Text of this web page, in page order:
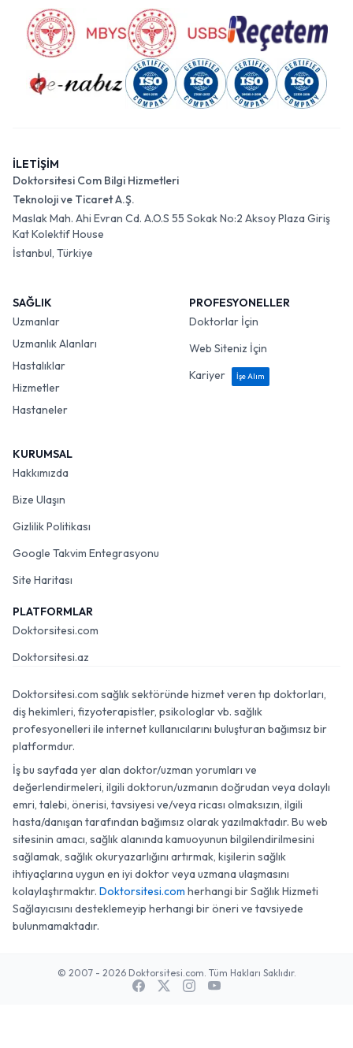
İLETİŞİM
Doktorsitesi Com Bilgi Hizmetleri
Teknoloji ve Ticaret A.Ş.
Maslak Mah. Ahi Evran Cd. A.O.S 55 Sokak No:2 Aksoy Plaza Giriş
Kat Kolektif House
İstanbul, Türkiye
SAĞLIK
Uzmanlar
Uzmanlık Alanları
Hastalıklar
Hizmetler
Hastaneler
PROFESYONELLER
Doktorlar İçin
Web Siteniz İçin
Kariyer
İşe Alım
KURUMSAL
Hakkımızda
Bize Ulaşın
Gizlilik Politikası
Google Takvim Entegrasyonu
Site Haritası
PLATFORMLAR
Doktorsitesi.com
Doktorsitesi.az
Doktorsitesi.com sağlık sektöründe hizmet veren tıp doktorları,
diş hekimleri, fizyoterapistler, psikologlar vb. sağlık
profesyonelleri ile internet kullanıcılarını buluşturan bağımsız bir
platformdur.
İş bu sayfada yer alan doktor/uzman yorumları ve
değerlendirmeleri, ilgili doktorun/uzmanın doğrudan veya dolaylı
emri, talebi, önerisi, tavsiyesi ve/veya ricası olmaksızın, ilgili
hasta/danışan tarafından bağımsız olarak yazılmaktadır. Bu web
sitesinin amacı, sağlık alanında kamuoyunun bilgilendirilmesini
sağlamak, sağlık okuryazarlığını artırmak, kişilerin sağlık
ihtiyaçlarına uygun en iyi doktor veya uzmana ulaşmasını
kolaylaştırmaktır. Doktorsitesi.com herhangi bir Sağlık Hizmeti
Sağlayıcısını desteklemeyip herhangi bir öneri ve tavsiyede
bulunmamaktadır.
© 2007 - 2026 Doktorsitesi.com. Tüm Hakları Saklıdır.